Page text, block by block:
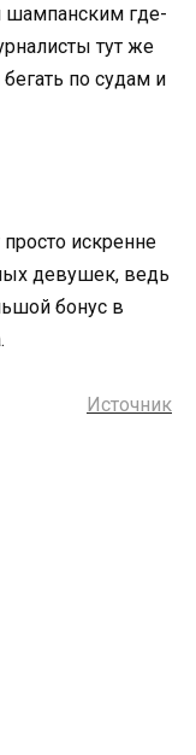
шампанским где-
тут же
по судам и
искренне
девушек, ведь
бонус в
Источник